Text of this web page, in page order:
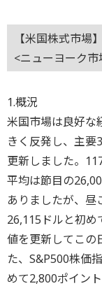
【米国株式市場】
<ニューヨーク市
1.概況
米国市場は良好な
きく反発し、主要
更新しました。
平均は節目の
ありましたが、昼
26,115ドルと初め
値を更新してこの
た、S&P500株価
めて2,800ポイン